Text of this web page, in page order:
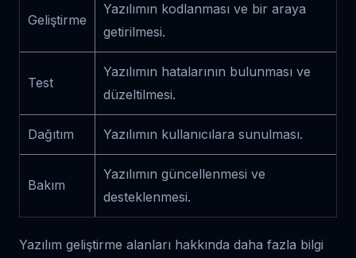
Geliştirme
Yazılımın kodlanması ve bir araya
getirilmesi.
Test
Yazılımın hatalarının bulunması ve
düzeltilmesi.
Dağıtım Yazılımın kullanıcılara sunulması.
Bakım
Yazılımın güncellenmesi ve
desteklenmesi.
Yazılım geliştirme alanları hakkında daha fazla bilgi